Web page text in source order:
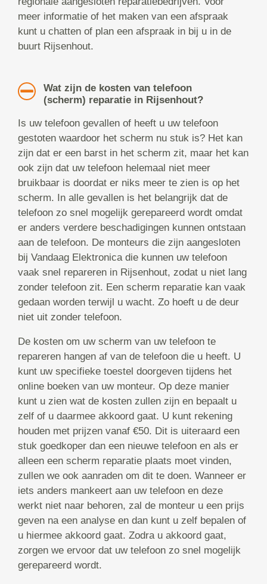
meer informatie of het maken van een afspraak
kunt u chatten of plan een afspraak in bij u in de
buurt Rijsenhout.
Wat zijn de kosten van telefoon
(scherm) reparatie in Rijsenhout?
Is uw telefoon gevallen of heeft u uw telefoon
gestoten waardoor het scherm nu stuk is? Het kan
zijn dat er een barst in het scherm zit, maar het kan
ook zijn dat uw telefoon helemaal niet meer
bruikbaar is doordat er niks meer te zien is op het
scherm. In alle gevallen is het belangrijk dat de
telefoon zo snel mogelijk gerepareerd wordt omdat
er anders verdere beschadigingen kunnen ontstaan
aan de telefoon. De monteurs die zijn aangesloten
bij Vandaag Elektronica die kunnen uw telefoon
vaak snel repareren in Rijsenhout, zodat u niet lang
zonder telefoon zit. Een scherm reparatie kan vaak
gedaan worden terwijl u wacht. Zo hoeft u de deur
niet uit zonder telefoon.
De kosten om uw scherm van uw telefoon te
repareren hangen af van de telefoon die u heeft. U
kunt uw specifieke toestel doorgeven tijdens het
online boeken van uw monteur. Op deze manier
kunt u zien wat de kosten zullen zijn en bepaalt u
zelf of u daarmee akkoord gaat. U kunt rekening
houden met prijzen vanaf €50. Dit is uiteraard een
stuk goedkoper dan een nieuwe telefoon en als er
alleen een scherm reparatie plaats moet vinden,
zullen we ook aanraden om dit te doen. Wanneer er
iets anders mankeert aan uw telefoon en deze
werkt niet naar behoren, zal de monteur u een prijs
geven na een analyse en dan kunt u zelf bepalen of
u hiermee akkoord gaat. Zodra u akkoord gaat,
zorgen we ervoor dat uw telefoon zo snel mogelijk
gerepareerd wordt.